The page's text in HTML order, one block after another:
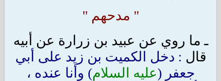
" مدحهم "
ـ ما روي عن عبيد بن زرارة عن أبيه
قال : دخل الكميت بن زيد على أبي
جعفر (عليه السلام) وأنا عنده ،